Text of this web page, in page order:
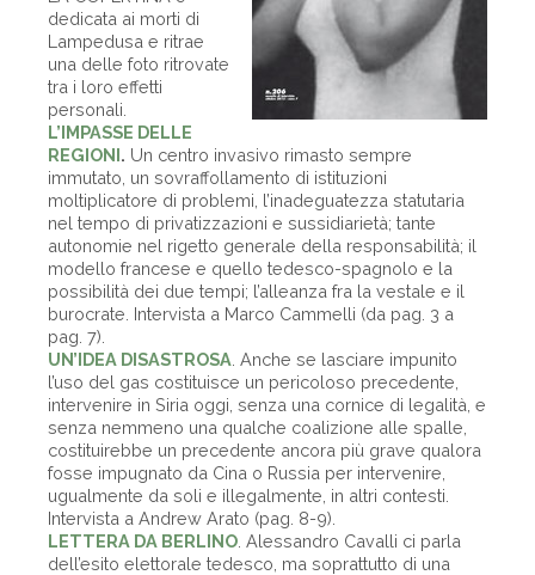
dedicata ai morti di
Lampedusa e ritrae
una delle foto ritrovate
tra i loro effetti
personali.
L’IMPASSE DELLE
REGIONI. Un centro invasivo rimasto sempre
immutato, un sovraffollamento di istituzioni
moltiplicatore di problemi, l’inadeguatezza statutaria
nel tempo di privatizzazioni e sussidiarietà; tante
autonomie nel rigetto generale della responsabilità; il
modello francese e quello tedesco-spagnolo e la
possibilità dei due tempi; l’alleanza fra la vestale e il
burocrate. Intervista a Marco Cammelli (da pag. 3 a
pag. 7).
UN’IDEA DISASTROSA . Anche se lasciare impunito
l’uso del gas costituisce un pericoloso precedente,
intervenire in Siria oggi, senza una cornice di legalità, e
senza nemmeno una qualche coalizione alle spalle,
costituirebbe un precedente ancora più grave qualora
fosse impugnato da Cina o Russia per intervenire,
ugualmente da soli e illegalmente, in altri contesti.
Intervista a Andrew Arato (pag. 8-9).
LETTERA DA BERLINO . Alessandro Cavalli ci parla
dell’esito elettorale tedesco, ma soprattutto di una